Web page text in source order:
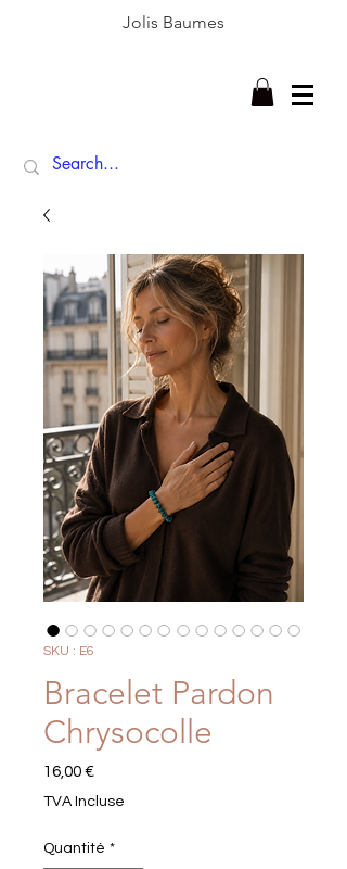
Jolis Baumes
SKU : E6
Bracelet Pardon
Chrysocolle
16,00 €Prix
TVA Incluse
Quantité *